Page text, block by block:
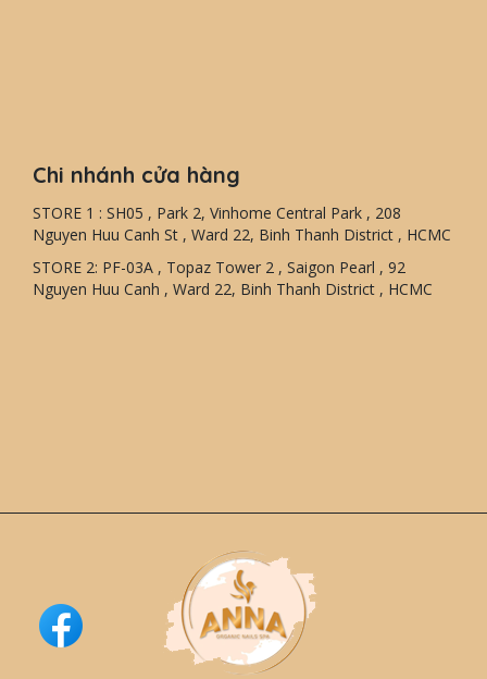
Chi nhánh cửa hàng
STORE 1 : SH05 , Park 2, Vinhome Central Park , 208
Nguyen Huu Canh St , Ward 22, Binh Thanh District , HCMC
STORE 2: PF-03A , Topaz Tower 2 , Saigon Pearl , 92
Nguyen Huu Canh , Ward 22, Binh Thanh District , HCMC